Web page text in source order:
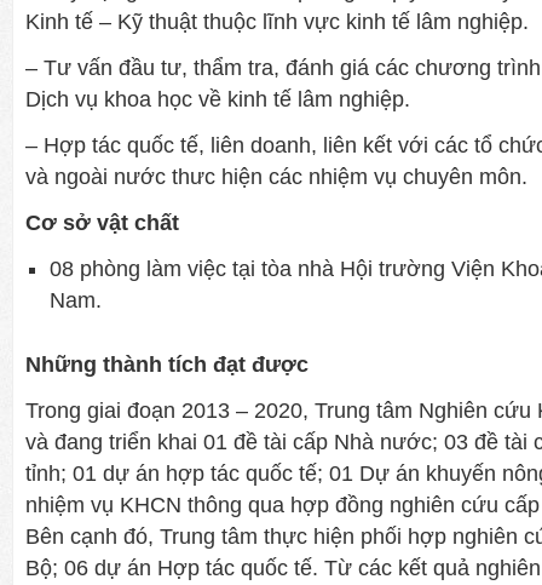
Kinh tế – Kỹ thuật thuộc lĩnh vực kinh tế lâm nghiệp.
– Tư vấn đầu tư, thẩm tra, đánh giá các chương
Dịch vụ khoa học về kinh tế lâm nghiệp.
– Hợp tác quốc tế, liên doanh, liên kết với các tổ
và ngoài nước thưc hiện các nhiệm vụ chuyên môn.
Cơ sở vật chất
08 phòng làm việc tại tòa nhà Hội trường Viện
Nam.
Những thành tích đạt được
Trong giai đoạn 2013 – 2020, Trung tâm Nghiên cứu
và đang triển khai 01 đề tài cấp Nhà nước; 03 đề tài
tỉnh; 01 dự án hợp tác quốc tế; 01 Dự án khuyến
nhiệm vụ KHCN thông qua hợp đồng nghiên cứu
Bên cạnh đó, Trung tâm thực hiện phối hợp nghiên
Bộ; 06 dự án Hợp tác quốc tế. Từ các kết quả